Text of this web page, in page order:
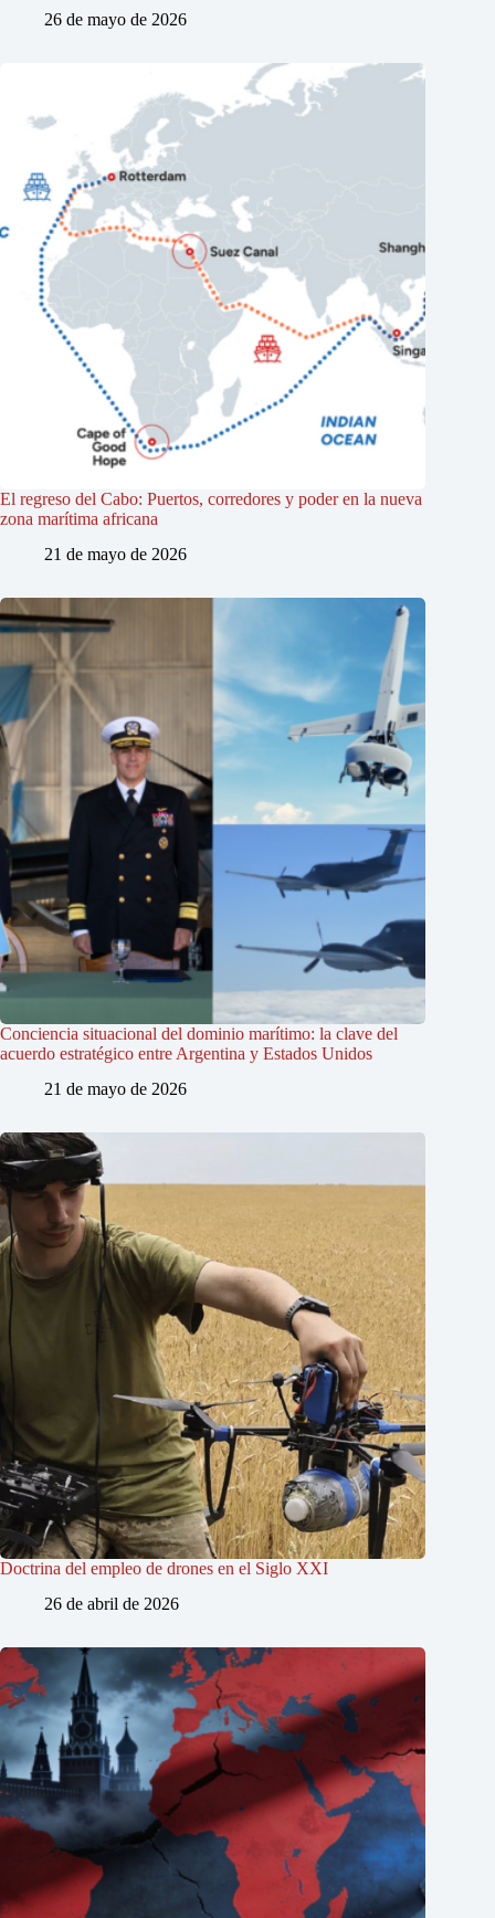
26 de mayo de 2026
El regreso del Cabo: Puertos, corredores y poder en la nueva
zona marítima africana
21 de mayo de 2026
Conciencia situacional del dominio marítimo: la clave del
acuerdo estratégico entre Argentina y Estados Unidos
21 de mayo de 2026
Doctrina del empleo de drones en el Siglo XXI
26 de abril de 2026